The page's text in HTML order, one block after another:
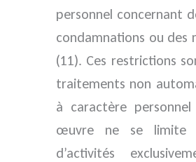
personnel concernant
condamnations ou des
(11). Ces restrictions
traitements non
à caractère
œuvre ne se limite
d’activités